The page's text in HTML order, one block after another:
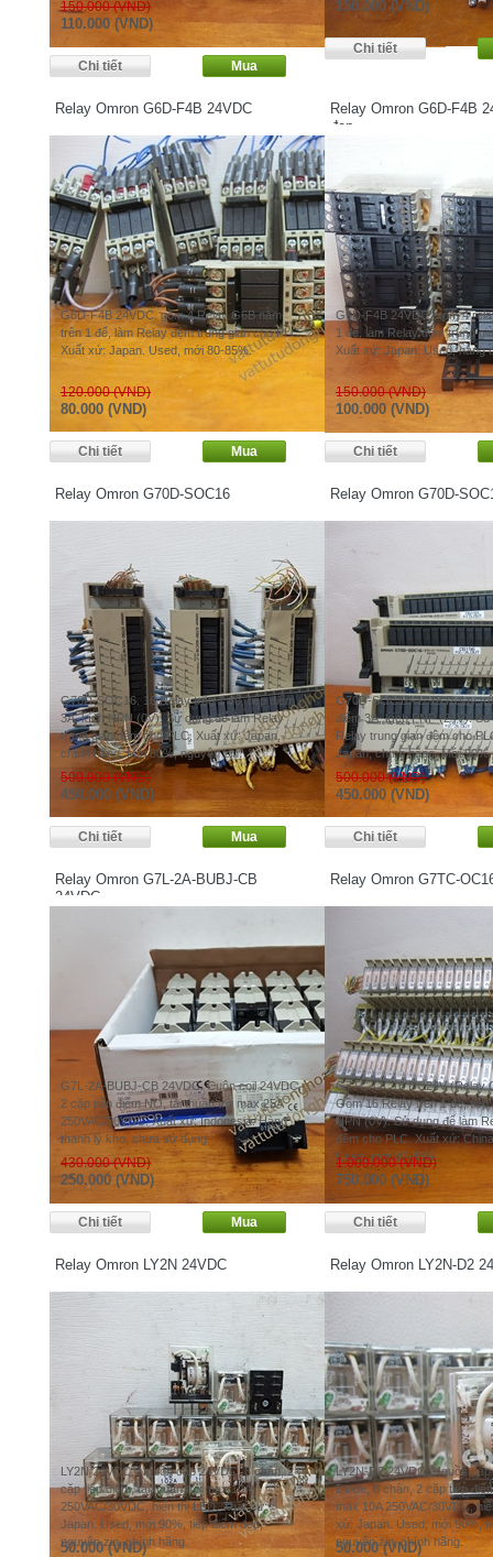
150.000 (VND)
110.000 (VND)
150.000 (VND)
Relay Omron G6D-F4B 24VDC
G6D-F4B 24VDC. gồm 4 Relay G6B nằm
trên 1 đế, làm Relay đệm trung gian cho PLC.
Xuất xứ: Japan. Used, mới 80-85%.
120.000 (VND)
80.000 (VND)
Relay Omron G6D-F4B
đẹp
G6D-F4B 24VDC. gồm 4
1 đế, làm Relay đệm trung
Xuất xứ: Japan. Used, hàng
150.000 (VND)
100.000 (VND)
Relay Omron G70D-SOC16
G70D-SOC16. 16 Relay trên 1 đế, tiếp điểm
3A, kích NPN (0V). Sử dụng để làm Relay
trung gian đệm cho PLC. Xuất xứ: Japan,
chính hãng. Mới 80%, nguyên zin.
500.000 (VND)
450.000 (VND)
Relay Omron G70D-
G70D-SOC16-1. 16 Relay
điểm 3A, kích PNP (24V). Sử
Relay trung gian đệm cho
Japan, chính hãng. Mới 90%.
500.000 (VND)
450.000 (VND)
Relay Omron G7L-2A-BUBJ-CB
24VDC
G7L-2A-BUBJ-CB 24VDC. Cuộn coil 24VDC,
2 cặp tiếp điểm NO, tải thuần trở max 25A
250VAC/30VDC. Xuất xứ: Indonesia. Hàng
thanh lý kho, chưa sử dụng.
430.000 (VND)
250.000 (VND)
Relay Omron G7TC-
G7TC-OC16 DC24V (Relay
Gồm 16 Relay trên 1 đế, tiếp
NPN (0V). Sử dụng để làm
đệm cho PLC. Xuất xứ:
Used, mới 80-85%
1.000.000 (VND)
750.000 (VND)
Relay Omron LY2N 24VDC
LY2N 24VDC. Nguồn cấp 24VDC, 8 chân, 2
cặp tiếp điểm, tải thuần trở max 10A
250VAC/30VDC, hiển thị LED. Xuất xứ:
Japan. Used, mới 90%, tiếp điểm đẹp,
nguyên zin, chính hãng.
50.000 (VND)
Relay Omron LY2N-D2
LY2N-D2 24VDC. Nguồn
Diode, 8 chân, 2 cặp tiếp
max 10A 250VAC/30VDC,
xứ: Japan. Used, mới 90%,
nguyên zin, chính hãng.
50.000 (VND)